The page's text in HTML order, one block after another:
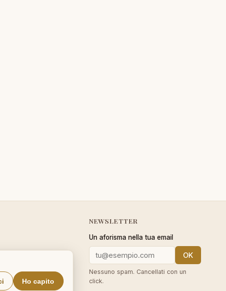
NEWSLETTER
Un aforisma nella tua email
OK
Nessuno spam. Cancellati con un
click.
Ho capito